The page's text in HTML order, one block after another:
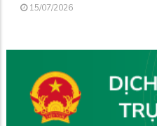
15/07/2026